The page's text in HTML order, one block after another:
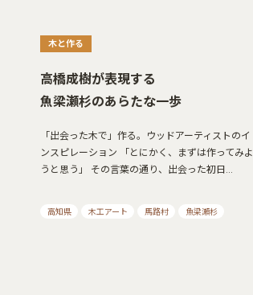
木と作る
高橋成樹が表現する
魚梁瀬杉のあらたな一歩
「出会った木で」作る。ウッドアーティストのイ
ンスピレーション 「とにかく、まずは作ってみよ
うと思う」 その言葉の通り、出会った初日…
高知県 木工アート 馬路村 魚梁瀬杉